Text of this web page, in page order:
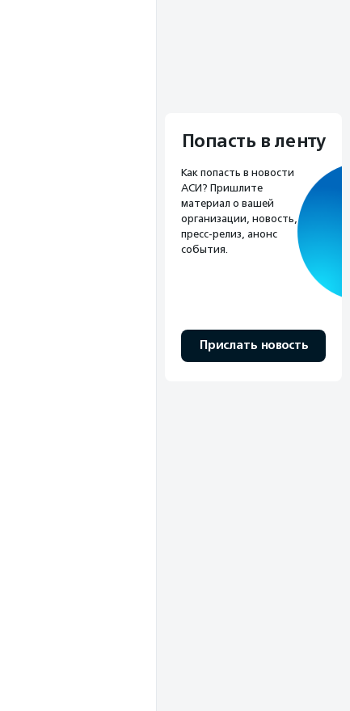
Попасть в ленту
Как попасть в новости
АСИ? Пришлите
материал о вашей
организации, новость,
пресс-релиз, анонс
события.
Прислать новость